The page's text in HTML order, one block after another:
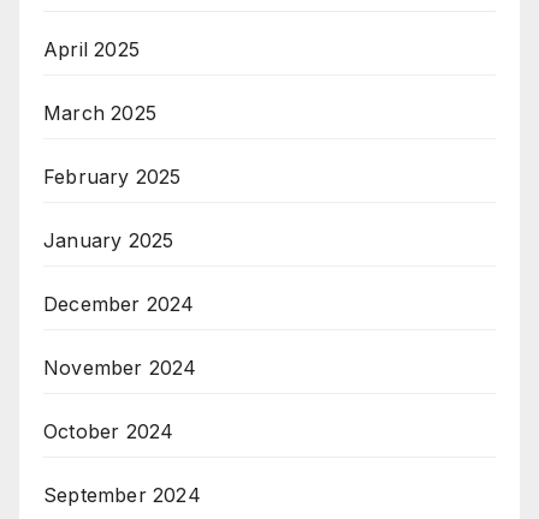
April 2025
March 2025
February 2025
January 2025
December 2024
November 2024
October 2024
September 2024